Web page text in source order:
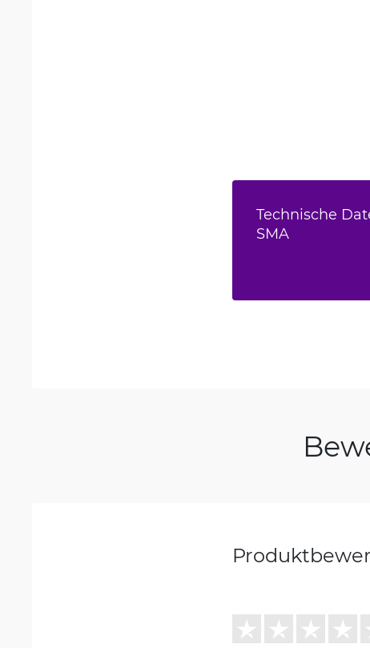
Technische
SMA